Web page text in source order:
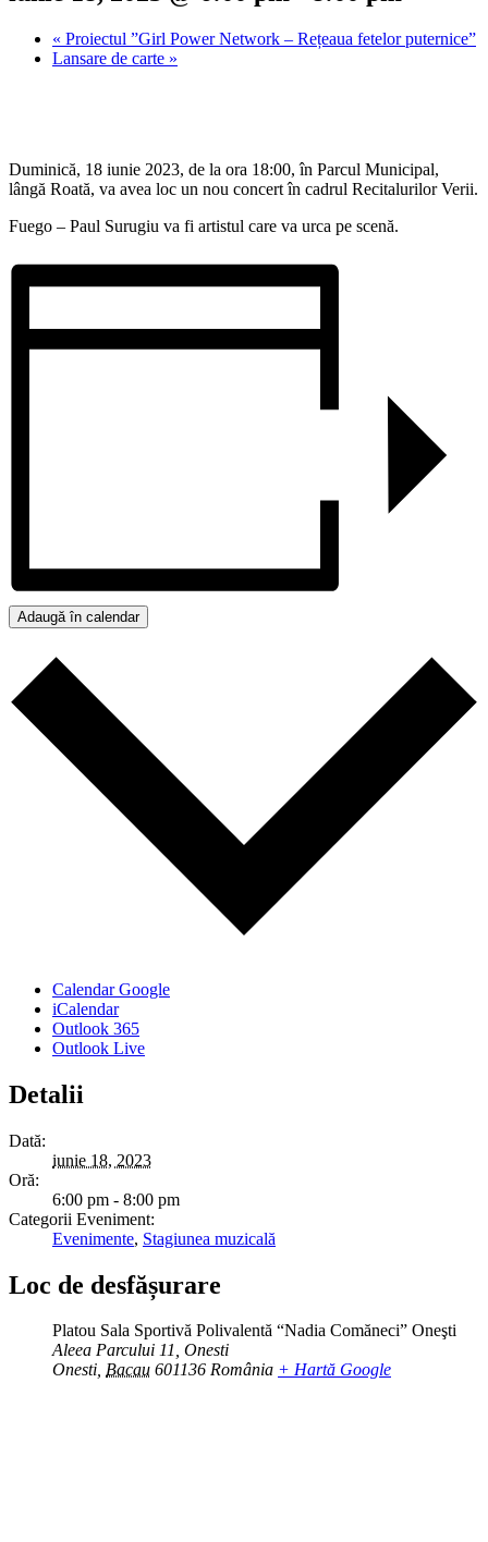
« Proiectul ”Girl Power Network – Rețeaua fetelor puternice”
Lansare de carte »
Duminică, 18 iunie 2023, de la ora 18:00, în Parcul Municipal,
lângă Roată, va avea loc un nou concert în cadrul Recitalurilor Verii.
Fuego – Paul Surugiu va fi artistul care va urca pe scenă.
Adaugă în calendar
Calendar Google
iCalendar
Outlook 365
Outlook Live
Detalii
Dată:
iunie 18, 2023
Oră:
6:00 pm - 8:00 pm
Categorii Eveniment:
Evenimente, Stagiunea muzicală
Loc de desfășurare
Platou Sala Sportivă Polivalentă “Nadia Comăneci” Oneşti
Aleea Parcului 11, Onesti
Onesti, Bacau 601136 România + Hartă Google